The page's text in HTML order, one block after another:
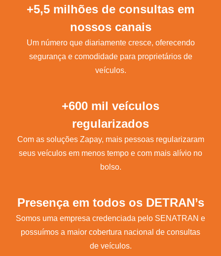
+5,5 milhões de consultas em
nossos canais
Um número que diariamente cresce, oferecendo
segurança e comodidade para proprietários de
veículos.
+600 mil veículos
regularizados
Com as soluções Zapay, mais pessoas regularizaram
seus veículos em menos tempo e com mais alívio no
bolso.
Presença em todos os DETRAN’s
Somos uma empresa credenciada pelo SENATRAN e
possuímos a maior cobertura nacional de consultas
de veículos.